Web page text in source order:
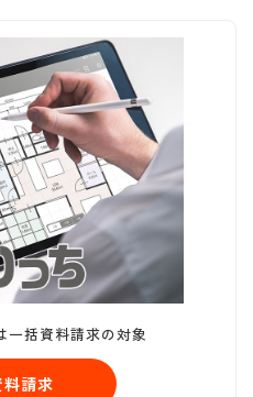
一括資料請求の対象
料請求